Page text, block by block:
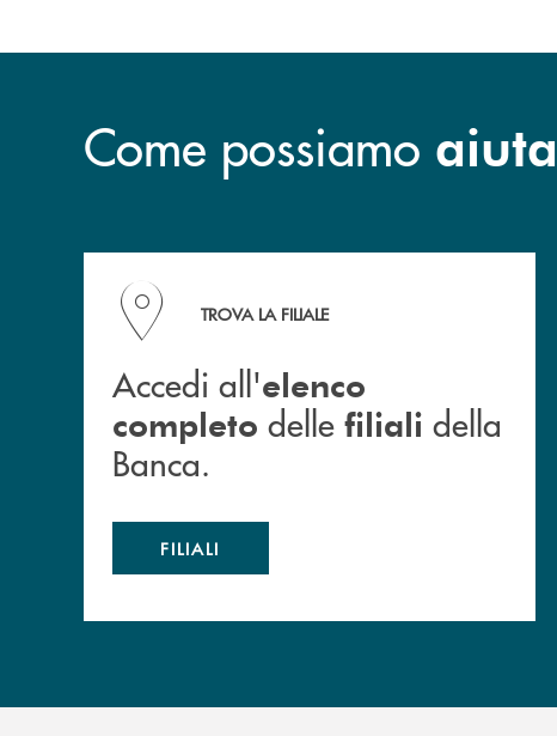
Come possiamo
Accedi all' elenco completo delle filiali della
TROVA LA FILIALE
Accedi all'elenco
completo delle filiali della
Banca.
FILIALI